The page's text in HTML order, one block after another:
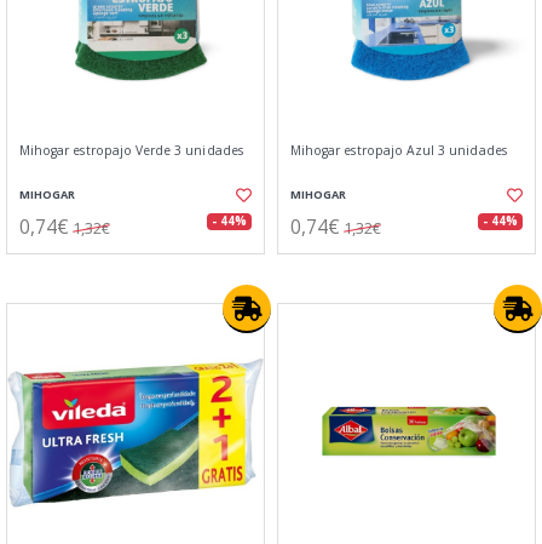
Mihogar estropajo Verde 3 unidades
MIHOGAR
0,74€ 1,32€ - 44%
Mihogar estropajo Azul 3 unidades
MIHOGAR
0,74€ 1,32€ - 44%